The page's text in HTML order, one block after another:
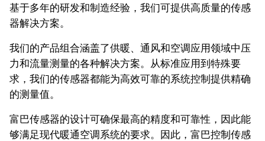
基于多年的研发和制造经验，我们可提供高质量的传感
器解决方案。
我们的产品组合涵盖了供暖、通风和空调应用领域中压
力和流量测量的各种解决方案。从标准应用到特殊要
求，我们的传感器都能为高效可靠的系统控制提供精确
的测量值。
富巴传感器的设计可确保最高的精度和可靠性，因此能
够满足现代暖通空调系统的要求。因此，富巴控制传感